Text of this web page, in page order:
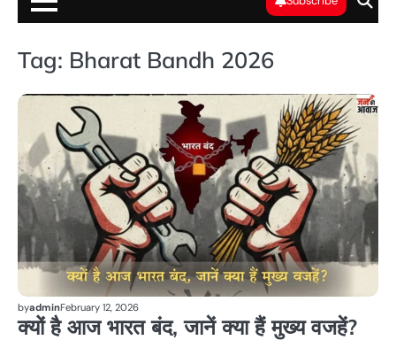
Tag: Bharat Bandh 2026
byadminFebruary 12, 2026
क्यों है आज भारत बंद, जानें क्या हैं मुख्य वजहें?